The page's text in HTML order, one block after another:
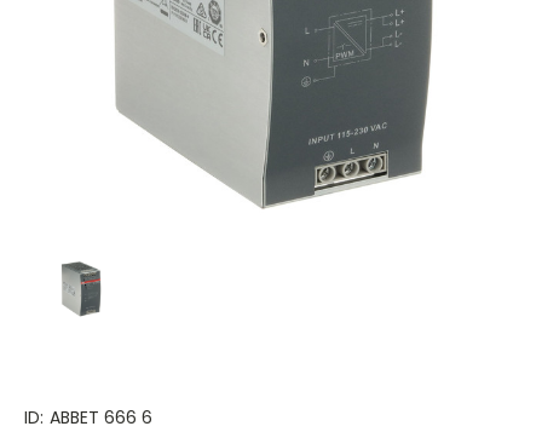
ID: ABBET 666 6